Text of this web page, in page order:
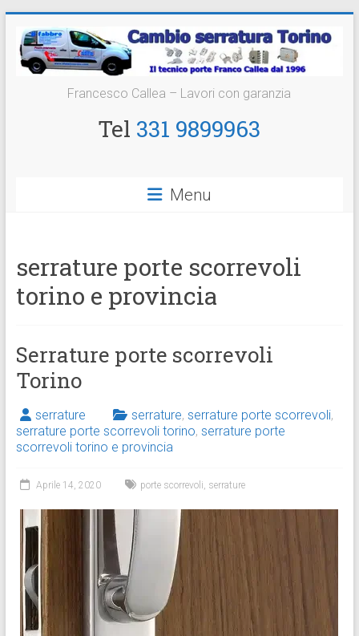
contenuto
Cambio
Serratura
Francesco Callea – Lavori con garanzia
Tel 331 9899963
Menu
serrature porte scorrevoli
torino e provincia
Serrature porte scorrevoli
Torino
serrature serrature, serrature porte scorrevoli,
serrature porte scorrevoli torino, serrature porte
scorrevoli torino e provincia
Aprile 14, 2020 porte scorrevoli, serrature